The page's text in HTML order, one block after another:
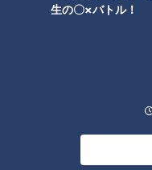
生の〇×バトル！
【11人大家族のズボラ飯】